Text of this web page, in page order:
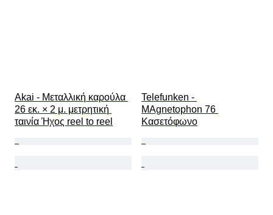
Akai - Μεταλλική καρούλα
26 εκ. × 2 μ. μετρητική
ταινία Ήχος reel to reel
Telefunken -
MAgnetophon 76
Κασετόφωνο